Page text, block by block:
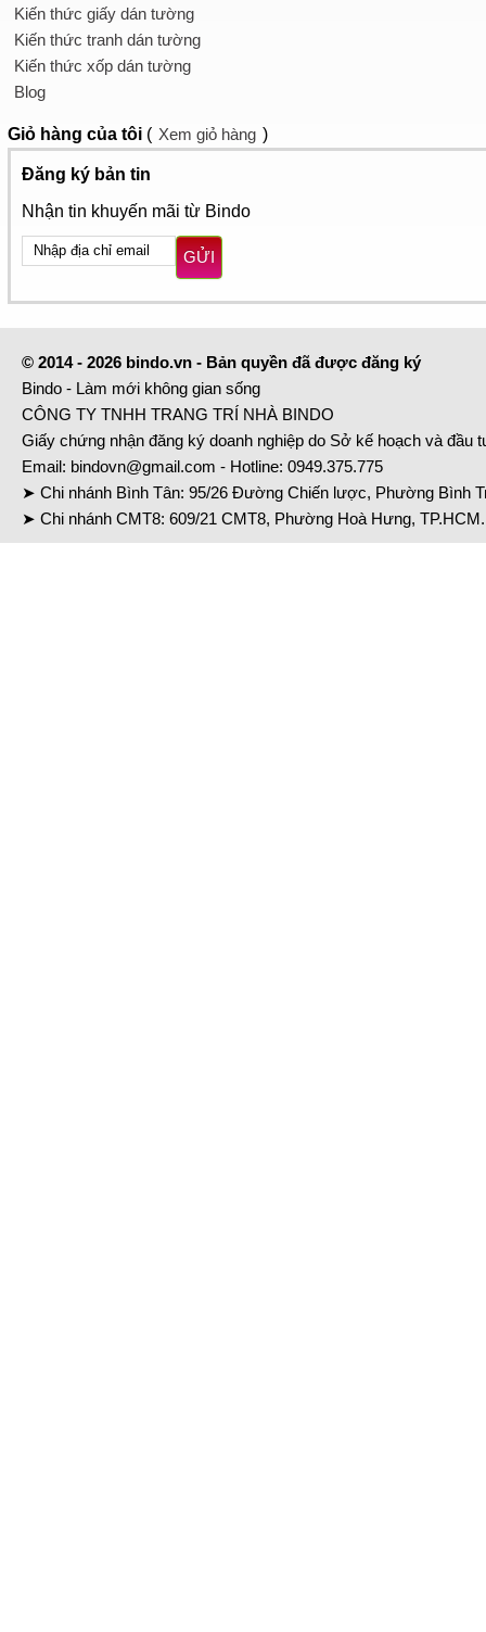
Kiến thức giấy dán tường
Kiến thức tranh dán tường
Kiến thức xốp dán tường
Blog
Giỏ hàng của tôi ( Xem giỏ hàng )
Đăng ký bản tin
Nhận tin khuyến mãi từ Bindo
GỬI
© 2014 - 2026 bindo.vn - Bản quyền đã được đăng ký
Bindo - Làm mới không gian sống
CÔNG TY TNHH TRANG TRÍ NHÀ BINDO
Giấy chứng nhận đăng ký doanh nghiệp do Sở kế hoạch và đầu
Email: bindovn@gmail.com - Hotline: 0949.375.775
➤ Chi nhánh Bình Tân: 95/26 Đường Chiến lược, Phường Bình
➤ Chi nhánh CMT8: 609/21 CMT8, Phường Hoà Hưng,